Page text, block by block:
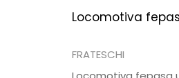
Locomotiva
FRATESCHI